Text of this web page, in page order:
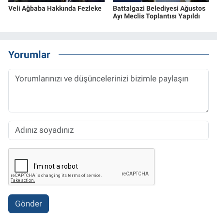
Veli Ağbaba Hakkında Fezleke
Battalgazi Belediyesi Ağustos
Ayı Meclis Toplantısı Yapıldı
Yorumlar
Gönder